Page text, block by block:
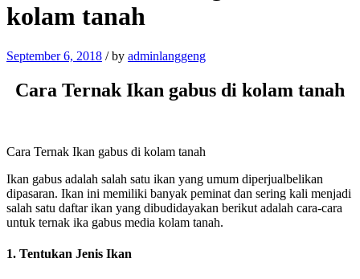
kolam tanah
September 6, 2018 /by adminlanggeng
Cara Ternak Ikan gabus di kolam tanah
Cara Ternak Ikan gabus di kolam tanah
Ikan gabus adalah salah satu ikan yang umum diperjualbelikan
dipasaran. Ikan ini memiliki banyak peminat dan sering kali menjadi
salah satu daftar ikan yang dibudidayakan berikut adalah cara-cara
untuk ternak ika gabus media kolam tanah.
1. Tentukan Jenis Ikan